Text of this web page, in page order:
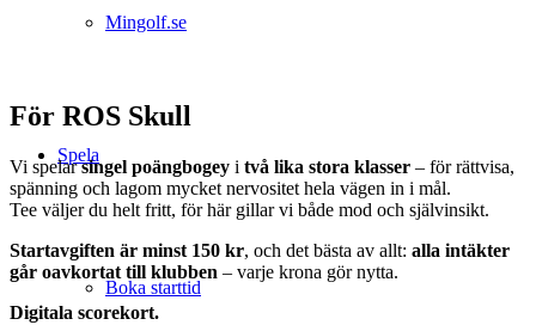
Mingolf.se
Spela
Boka starttid
För ROS Skull
Vi spelarsingel poängbogey i två lika stora klasser – för rättvisa,
spänning och lagom mycket nervositet hela vägen in i mål.
Tee väljer du helt fritt, för här gillar vi både mod och självinsikt.
Startavgiften är minst 150 kr, och det bästa av allt: alla intäkter
går oavkortat till klubben – varje krona gör nytta.
Digitala scorekort.